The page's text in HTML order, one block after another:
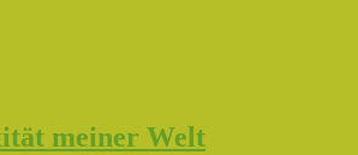
meiner Welt